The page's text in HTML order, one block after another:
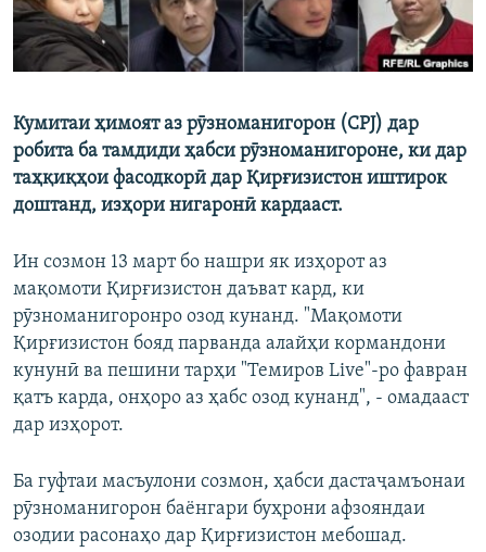
Кумитаи ҳимоят аз рӯзноманигорон (CPJ) дар
робита ба тамдиди ҳабси рӯзноманигороне, ки дар
таҳқиқҳои фасодкорӣ дар Қирғизистон иштирок
доштанд, изҳори нигаронӣ кардааст.
Ин созмон 13 март бо нашри як изҳорот аз
мақомоти Қирғизистон даъват кард, ки
рӯзноманигоронро озод кунанд. "Мақомоти
Қирғизистон бояд парванда алайҳи кормандони
кунунӣ ва пешини тарҳи "Темиров Live"-ро фавран
қатъ карда, онҳоро аз ҳабс озод кунанд", - омадааст
дар изҳорот.
Ба гуфтаи масъулони созмон, ҳабси дастаҷамъонаи
рӯзноманигорон баёнгари буҳрони афзояндаи
озодии расонаҳо дар Қирғизистон мебошад.